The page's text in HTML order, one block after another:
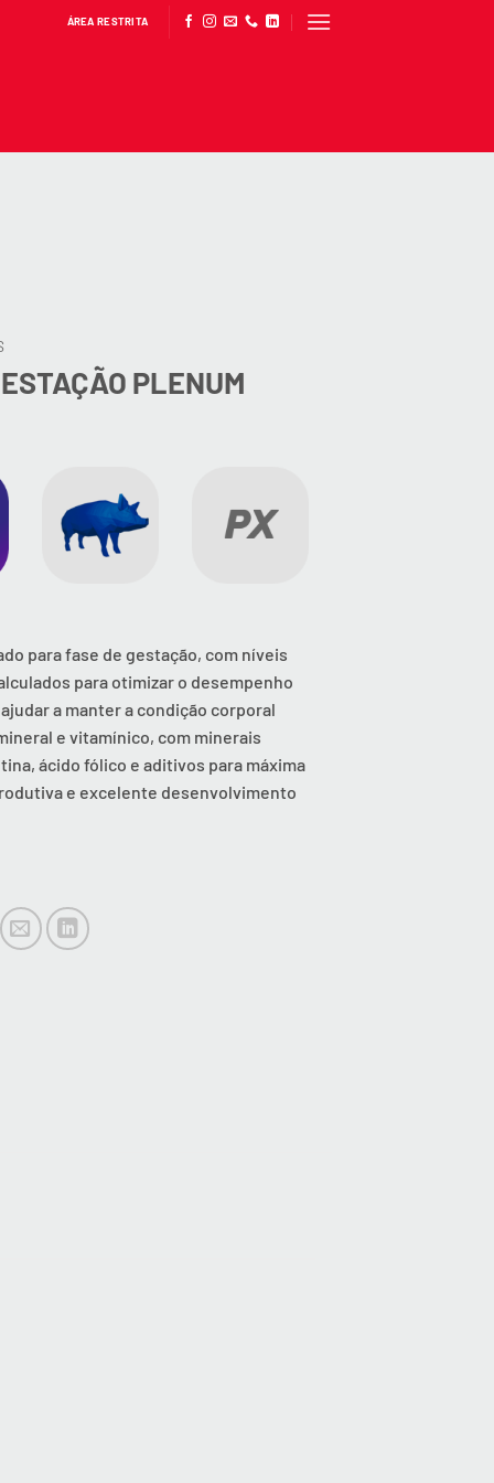
ÁREA RESTRITA
PLENUM
para fase de gestação, com níveis
para otimizar o desempenho
a manter a condição corporal
e vitamínico, com minerais
ácido fólico e aditivos para máxima
e excelente desenvolvimento